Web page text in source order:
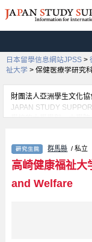
日本留學信息網站JPSS >
祉大学 > 保健医療学研究
財團法人亞洲學生文化
JAPAN STUDY
學校的大學學部、大學
療学研究科、Graduate
招收名額、合格人數等
之訊息都刊載於此，請務
群馬縣 / 私立
高崎健康福祉大
and Welfare